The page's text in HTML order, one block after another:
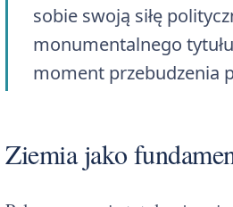
sobie swoją siłę
monumentalnego
moment przebudzenia
Ziemia jako